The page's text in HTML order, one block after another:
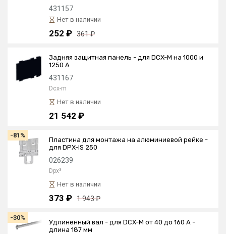
431157
Нет в наличии
252 ₽ 361 ₽
Задняя защитная панель - для DCX-М на 1000 и
1250 А
431167
Dcx-m
Нет в наличии
21 542 ₽
-81%
Пластина для монтажа на алюминиевой рейке -
для DPX-IS 250
026239
Dpx³
Нет в наличии
373 ₽ 1 943 ₽
-30%
Удлиненный вал - для DCX-M от 40 до 160 А -
длина 187 мм